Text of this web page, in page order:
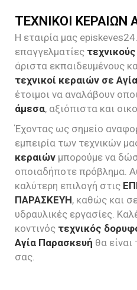
ΤΕΧΝΙΚΟΙ ΚΕΡΑΙΩΝ
Η εταιρία μας
επαγγελματίες
άριστα εκπαιδευμένους
τεχνικοί κεραιών σε
έτοιμοι να αναλάβουν
άμεσα, αξιόπιστα και
Έχοντας ως σημείο
εμπειρία των τεχνικών
κεραιών μπορούμε να
οποιαδήποτε πρόβλημα.
καλύτερη επιλογή στις
ΠΑΡΑΣΚΕΥΗ, καθώς και
υδραυλικές εργασίες.
κοντινός τεχνικός
Αγία Παρασκευή θα
σας.